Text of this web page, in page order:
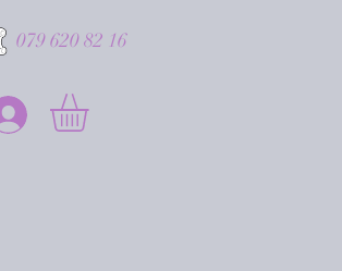
079 620 82 16